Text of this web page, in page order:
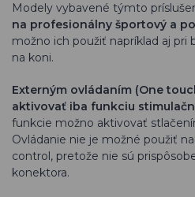
Modely vybavené týmto
na profesionálny športový a
možno ich použiť napríklad aj pri
na koni.
Externým ovládaním (One
aktivovať iba funkciu
funkcie možno aktivovať
Ovládanie nie je možné použiť
control, pretože nie sú
konektora.